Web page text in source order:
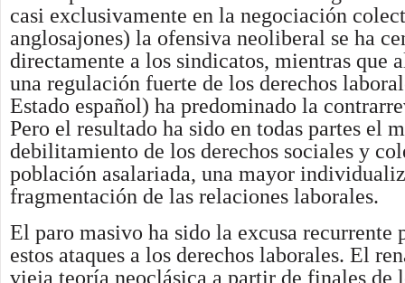
casi exclusivamente en la negociación
anglosajones) la ofensiva neoliberal se ha
directamente a los sindicatos, mientras que
una regulación fuerte de los derechos
Estado español) ha predominado la
Pero el resultado ha sido en todas partes el
debilitamiento de los derechos sociales y
población asalariada, una mayor
fragmentación de las relaciones laborales.
El paro masivo ha sido la excusa recurrente
estos ataques a los derechos laborales. El
vieja teoría neoclásica a partir de finales de